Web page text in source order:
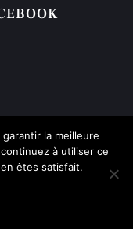
réservés |Mentions
la meilleure
à utiliser ce
êtes satisfait.